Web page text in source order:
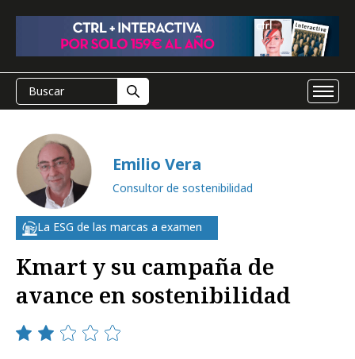
Emilio Vera
Consultor de sostenibilidad
La ESG de las marcas a examen
Kmart y su campaña de
avance en sostenibilidad